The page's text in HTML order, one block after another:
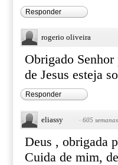
Responder
rogerio oliveira
Obrigado
de Jesus esteja
Responder
eliassy · 605
Deus , obrigada
Cuida de mim,